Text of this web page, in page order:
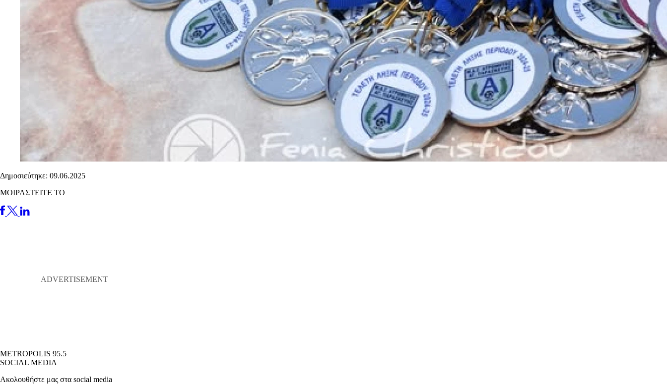
Δημοσιεύτηκε: 09.06.2025
ΜΟΙΡΑΣΤΕΙΤΕ ΤΟ
METROPOLIS 95.5
SOCIAL MEDIA
Ακολουθήστε μας στα social media